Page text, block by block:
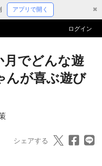
アプリで開く ✖
ログイン
月でどんな遊
んが喜ぶ遊び
シェアする